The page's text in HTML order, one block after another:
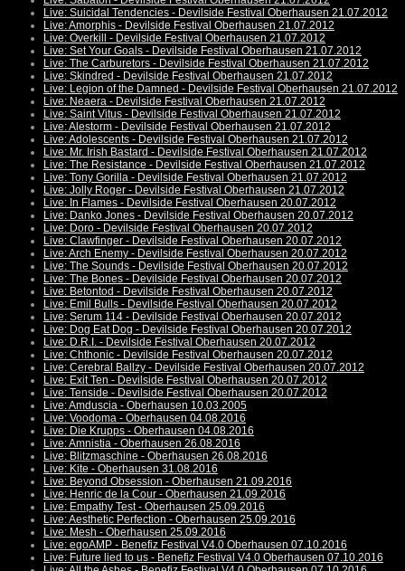
Live: Suicidal Tendencies - Devilside Festival Oberhausen 21.07.2012
Live: Amorphis - Devilside Festival Oberhausen 21.07.2012
Live: Overkill - Devilside Festival Oberhausen 21.07.2012
Live: Set Your Goals - Devilside Festival Oberhausen 21.07.2012
Live: The Carburetors - Devilside Festival Oberhausen 21.07.2012
Live: Skindred - Devilside Festival Oberhausen 21.07.2012
Live: Legion of the Damned - Devilside Festival Oberhausen 21.07.2012
Live: Neaera - Devilside Festival Oberhausen 21.07.2012
Live: Saint Vitus - Devilside Festival Oberhausen 21.07.2012
Live: Alestorm - Devilside Festival Oberhausen 21.07.2012
Live: Adolescents - Devilside Festival Oberhausen 21.07.2012
Live: Mr. Irish Bastard - Devilside Festival Oberhausen 21.07.2012
Live: The Resistance - Devilside Festival Oberhausen 21.07.2012
Live: Tony Gorilla - Devilside Festival Oberhausen 21.07.2012
Live: Jolly Roger - Devilside Festival Oberhausen 21.07.2012
Live: In Flames - Devilside Festival Oberhausen 20.07.2012
Live: Danko Jones - Devilside Festival Oberhausen 20.07.2012
Live: Doro - Devilside Festival Oberhausen 20.07.2012
Live: Clawfinger - Devilside Festival Oberhausen 20.07.2012
Live: Arch Enemy - Devilside Festival Oberhausen 20.07.2012
Live: The Sounds - Devilside Festival Oberhausen 20.07.2012
Live: The Bones - Devilside Festival Oberhausen 20.07.2012
Live: Betontod - Devilside Festival Oberhausen 20.07.2012
Live: Emil Bulls - Devilside Festival Oberhausen 20.07.2012
Live: Serum 114 - Devilside Festival Oberhausen 20.07.2012
Live: Dog Eat Dog - Devilside Festival Oberhausen 20.07.2012
Live: D.R.I. - Devilside Festival Oberhausen 20.07.2012
Live: Chthonic - Devilside Festival Oberhausen 20.07.2012
Live: Cerebral Ballzy - Devilside Festival Oberhausen 20.07.2012
Live: Exit Ten - Devilside Festival Oberhausen 20.07.2012
Live: Tenside - Devilside Festival Oberhausen 20.07.2012
Live: Amduscia - Oberhausen 10.03.2005
Live: Voodoma - Oberhausen 04.08.2016
Live: Die Krupps - Oberhausen 04.08.2016
Live: Amnistia - Oberhausen 26.08.2016
Live: Blitzmaschine - Oberhausen 26.08.2016
Live: Kite - Oberhausen 31.08.2016
Live: Beyond Obsession - Oberhausen 21.09.2016
Live: Henric de la Cour - Oberhausen 21.09.2016
Live: Empathy Test - Oberhausen 25.09.2016
Live: Aesthetic Perfection - Oberhausen 25.09.2016
Live: Mesh - Oberhausen 25.09.2016
Live: egoAMP - Benefiz Festival V4.0 Oberhausen 07.10.2016
Live: Future lied to us - Benefiz Festival V4.0 Oberhausen 07.10.2016